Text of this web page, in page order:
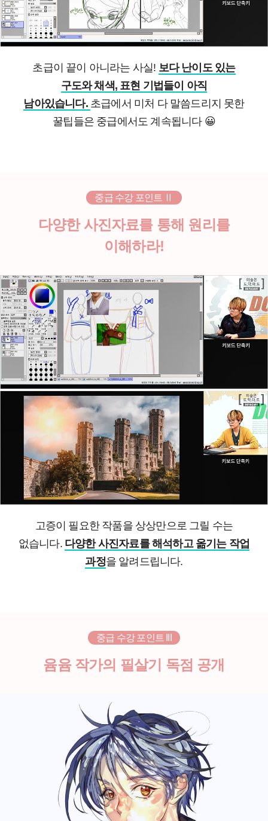
초급이 끝이 아니라는 사실! 보다 난이도 있는
구도와 채색, 표현 기법들이 아직
남아있습니다. 초급에서 미처 다 말씀드리지 못한
꿀팁들은 중급에서도 계속됩니다 😀
중급 수강 포인트 Ⅱ
다양한 사진자료를 통해 원리를
이해하라!
고증이 필요한 작품을 상상만으로 그릴 수는
없습니다. 다양한 사진자료를 해석하고 옮기는 작업
과정을 알려드립니다.
중급 수강 포인트 III
윰윰 작가의 필살기 독점 공개